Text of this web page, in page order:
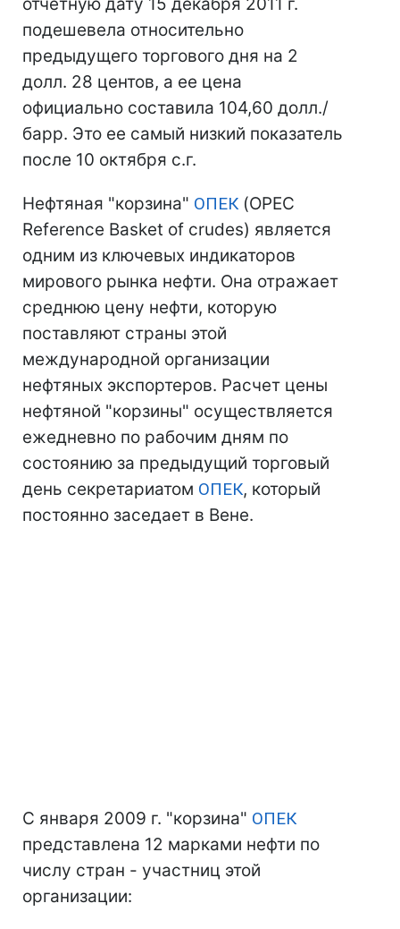
подешевела относительно
предыдущего торгового дня на 2
долл. 28 центов, а ее цена
официально составила 104,60 долл./
барр. Это ее самый низкий показатель
после 10 октября с.г.
Нефтяная "корзина" ОПЕК(OPEC
Reference Basket of crudes) является
одним из ключевых индикаторов
мирового рынка нефти. Она отражает
среднюю цену нефти, которую
поставляют страны этой
международной организации
нефтяных экспортеров. Расчет цены
нефтяной "корзины" осуществляется
ежедневно по рабочим дням по
состоянию за предыдущий торговый
день секретариатом ОПЕК, который
постоянно заседает в Вене.
С января 2009 г. "корзина" ОПЕК
представлена 12 марками нефти по
числу стран - участниц этой
организации: